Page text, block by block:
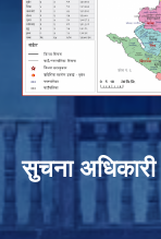
सुचना अधिकारी